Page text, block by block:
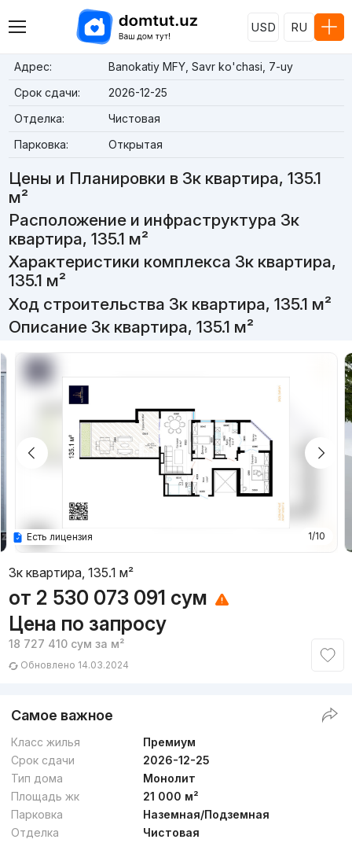
USD RU
Адрес:
Banokatiy MFY, Savr ko'chasi, 7-uy
Срок сдачи:
2026-12-25
Отделка:
Чистовая
Парковка:
Открытая
Цены и Планировки в 3к квартира, 135.1
м²
Расположение и инфраструктура 3к
квартира, 135.1 м²
Характеристики комплекса 3к квартира,
135.1 м²
Ход строительства 3к квартира, 135.1 м²
Описание 3к квартира, 135.1 м²
1/10
Есть лицензия
3к квартира, 135.1 м²
от 2 530 073 091 сум
Цена по запросу
18 727 410 сум за м²
Обновлено 14.03.2024
Самое важное
Класс жилья
Премиум
Срок сдачи
2026-12-25
Тип дома
Монолит
Площадь жк
21 000 м²
Парковка
Наземная/Подземная
Отделка
Чистовая